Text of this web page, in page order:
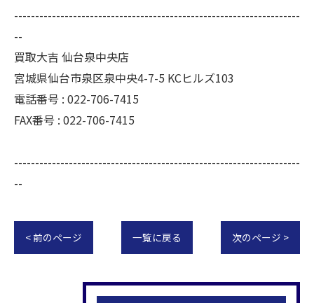
--------------------------------------------------------------------
--
買取大吉 仙台泉中央店
宮城県仙台市泉区泉中央4-7-5 KCヒルズ103
電話番号 : 022-706-7415
FAX番号 : 022-706-7415
--------------------------------------------------------------------
--
< 前のページ 一覧に戻る 次のページ >